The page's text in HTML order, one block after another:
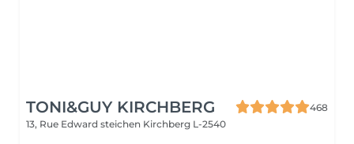
TONI&GUY KIRCHBERG
468
13, Rue Edward steichen Kirchberg L-2540